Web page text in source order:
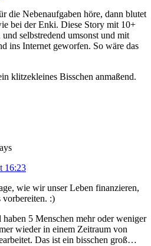
die Nebenaufgaben höre, dann blutet
bei der Enki. Diese Story mit 10+
selbstredend umsonst und mit
ins Internet geworfen. So wäre das
klitzekleines Bisschen anmaßend.
16:23
wie wir unser Leben finanzieren,
:)
5 Menschen mehr oder weniger
wieder in einem Zeitraum von
Das ist ein bisschen groß…